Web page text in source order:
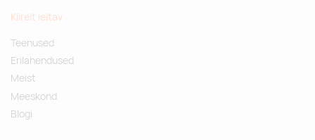
Kiirelt leitav
Teenused
Erilahendused
Meist
Meeskond
Blogi